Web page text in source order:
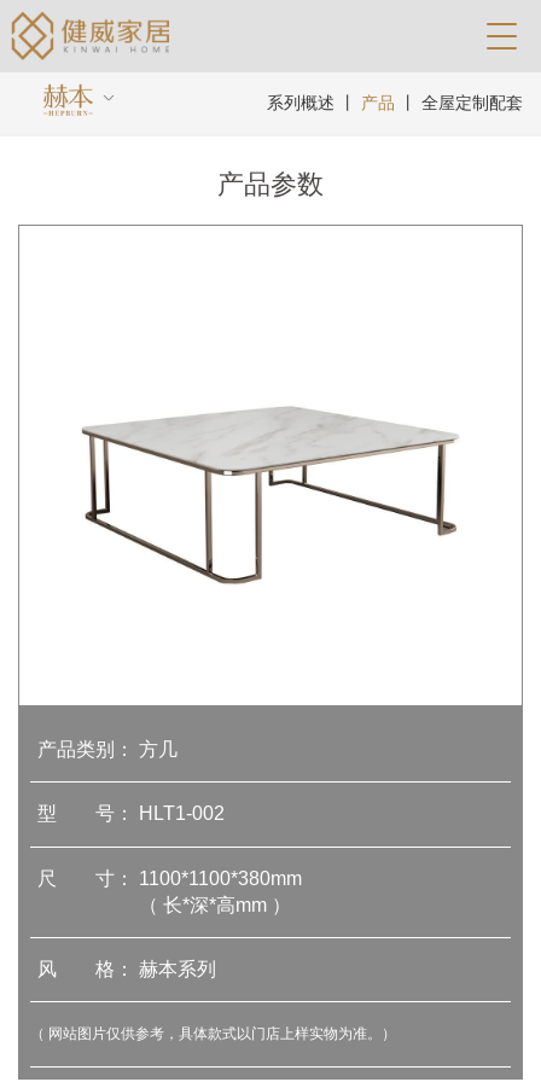
系列概述 产品 全屋定制配套
产品参数
产品类别： 方几
型 号： HLT1-002
尺 寸：
1100*1100*380mm
（ 长*深*高mm ）
风 格： 赫本系列
（ 网站图片仅供参考，具体款式以门店上样实物为准。）